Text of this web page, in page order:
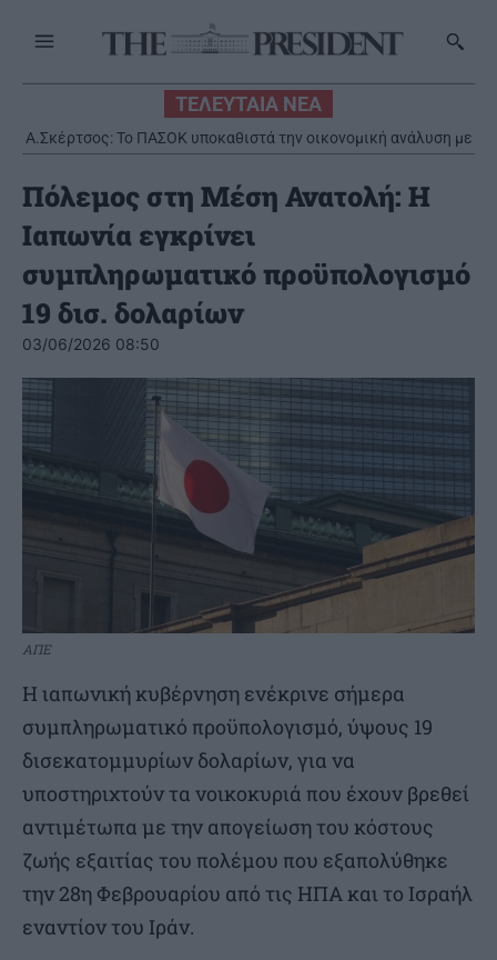
ΤΕΛΕΥΤΑΙΑ ΝΕΑ
Α.Σκέρτσος: Το ΠΑΣΟΚ υποκαθιστά την οικονομική ανάλυση με
πολιτική προπαγάνδα
Πόλεμος στη Μέση Ανατολή: Η
Ιαπωνία εγκρίνει
συμπληρωματικό προϋπολογισμό
19 δισ. δολαρίων
03/06/2026 08:50
ΑΠΕ
Η ιαπωνική κυβέρνηση ενέκρινε σήμερα
συμπληρωματικό προϋπολογισμό, ύψους 19
δισεκατομμυρίων δολαρίων, για να
υποστηριχτούν τα νοικοκυριά που έχουν βρεθεί
αντιμέτωπα με την απογείωση του κόστους
ζωής εξαιτίας του πολέμου που εξαπολύθηκε
την 28η Φεβρουαρίου από τις ΗΠΑ και το Ισραήλ
εναντίον του Ιράν.